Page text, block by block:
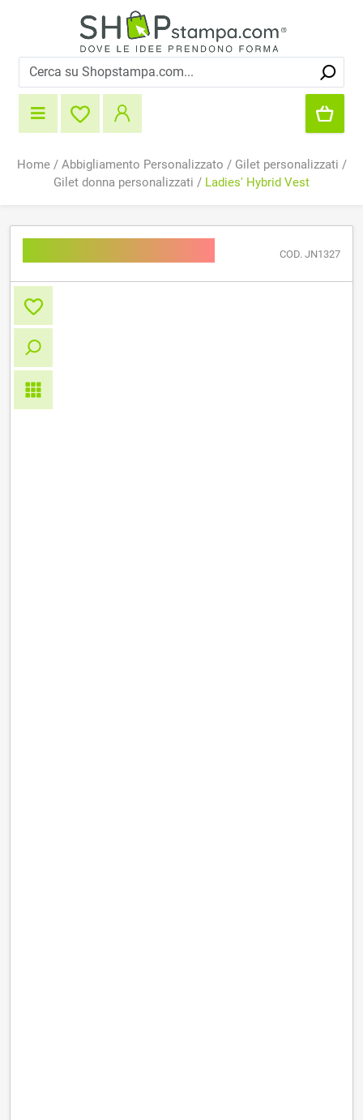
Home/ Abbigliamento Personalizzato / Gilet personalizzati /
Gilet donna personalizzati / Ladies' Hybrid Vest
COD. JN1327